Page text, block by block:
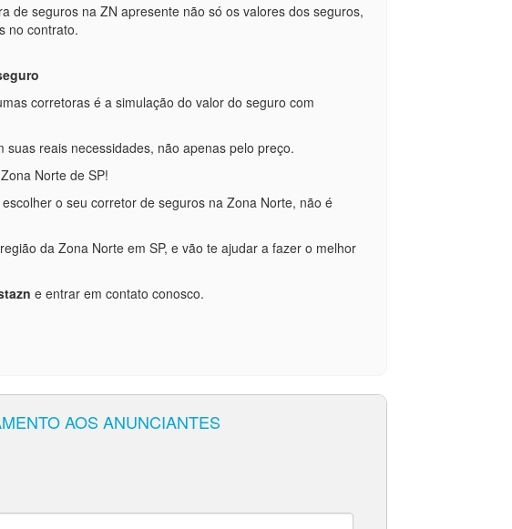
de seguros na ZN apresente não só os valores dos seguros,
no contrato.
corretoras é a simulação do valor do seguro com
reais necessidades, não apenas pelo preço.
Norte de SP!
o seu corretor de seguros na Zona Norte, não é
da Zona Norte em SP, e vão te ajudar a fazer o melhor
e entrar em contato conosco.